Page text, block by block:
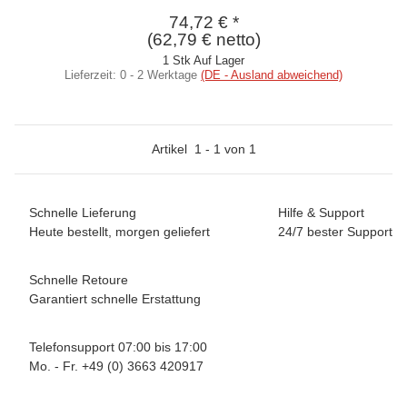
74,72 € *
(62,79 € netto)
1 Stk Auf Lager
Lieferzeit: 0 - 2 Werktage (DE - Ausland abweichend)
Artikel 1 - 1 von 1
Schnelle Lieferung
Heute bestellt, morgen geliefert
Hilfe & Support
24/7 bester Support
Schnelle Retoure
Garantiert schnelle Erstattung
Telefonsupport 07:00 bis 17:00
Mo. - Fr. +49 (0) 3663 420917